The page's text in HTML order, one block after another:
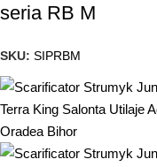
seria RB M
SKU: SIPRBM